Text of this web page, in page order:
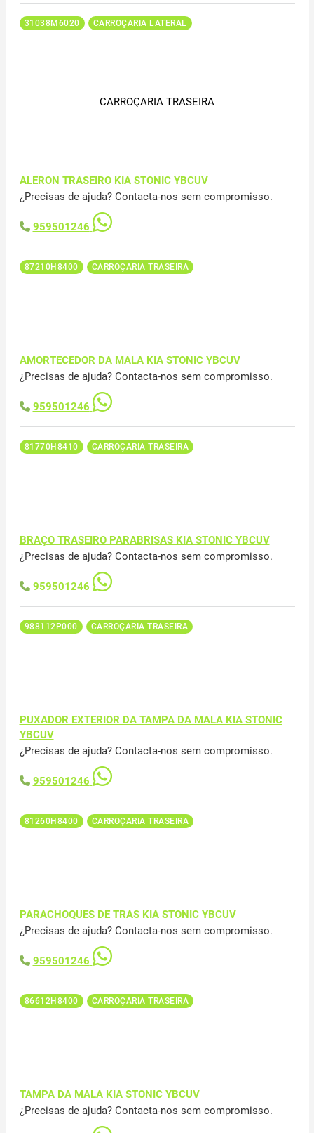
31038M6020 CARROÇARIA LATERAL
CARROÇARIA TRASEIRA
ALERON TRASEIRO KIA STONIC YBCUV
¿Precisas de ajuda? Contacta-nos sem compromisso.
959501246
87210H8400 CARROÇARIA TRASEIRA
AMORTECEDOR DA MALA KIA STONIC YBCUV
¿Precisas de ajuda? Contacta-nos sem compromisso.
959501246
81770H8410 CARROÇARIA TRASEIRA
BRAÇO TRASEIRO PARABRISAS KIA STONIC YBCUV
¿Precisas de ajuda? Contacta-nos sem compromisso.
959501246
988112P000 CARROÇARIA TRASEIRA
PUXADOR EXTERIOR DA TAMPA DA MALA KIA STONIC
YBCUV
¿Precisas de ajuda? Contacta-nos sem compromisso.
959501246
81260H8400 CARROÇARIA TRASEIRA
PARACHOQUES DE TRAS KIA STONIC YBCUV
¿Precisas de ajuda? Contacta-nos sem compromisso.
959501246
86612H8400 CARROÇARIA TRASEIRA
TAMPA DA MALA KIA STONIC YBCUV
¿Precisas de ajuda? Contacta-nos sem compromisso.